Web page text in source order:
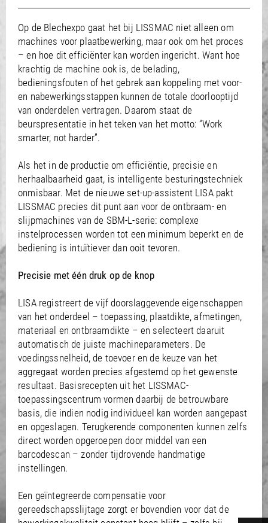
Hungary/EN
Iceland/EN
Ireland/ EN
Italy/EN IT
Kazakhstan / EN
Latvia/EN
Liechtenstein/ EN DE
Lithuania/EN
Luxembourg/EN DE FR
Norway/EN
Poland/EN
Portugal/ EN ES
Romania /EN
Russian Federation /EN
Serbia /
Slovenia
Sweden/EN
Switzerland/EN DE FR IT
Turkey/EN
Ukraine/EN
United Kingdom/ EN
Saudi Arabia/EN
Singapore/EN
Taiwan/ EN
Thailand/EN
United Arab Emirates/EN
Uzbekistan /EN
Viet Nam/EN
Op de Blechexpo gaat het bij LISSMAC niet alleen om
machines voor plaatbewerking, maar ook om het proces
– en hoe dit efficiënter kan worden ingericht. Want hoe
krachtig de machine ook is, de belading,
bedieningsfouten of het gebrek aan koppeling met voor-
en nabewerkingsstappen kunnen de totale doorlooptijd
van onderdelen vertragen. Daarom staat de
beurspresentatie in het teken van het motto: “Work
smarter, not harder”.
Als het in de productie om efficiëntie, precisie en
herhaalbaarheid gaat, is intelligente besturingstechniek
onmisbaar. Met de nieuwe set-up-assistent LISA pakt
LISSMAC precies dit punt aan voor de ontbraam- en
slijpmachines van de SBM-L-serie: complexe
instelprocessen worden tot een minimum beperkt en de
bediening is intuïtiever dan ooit tevoren.
Precisie met één druk op de knop
LISA registreert de vijf doorslaggevende eigenschappen
van het onderdeel – toepassing, plaatdikte, afmetingen,
materiaal en ontbraamdikte – en selecteert daaruit
automatisch de juiste machineparameters. De
voedingssnelheid, de toevoer en de keuze van het
aggregaat worden precies afgestemd op het gewenste
resultaat. Basisrecepten uit het LISSMAC-
toepassingscentrum vormen daarbij de betrouwbare
basis, die indien nodig individueel kan worden aangepast
en opgeslagen. Terugkerende componenten kunnen zelfs
direct worden opgeroepen door middel van een
barcodescan – zonder tijdrovende handmatige
instellingen.
Een geïntegreerde compensatie voor
gereedschapsslijtage zorgt er bovendien voor dat de